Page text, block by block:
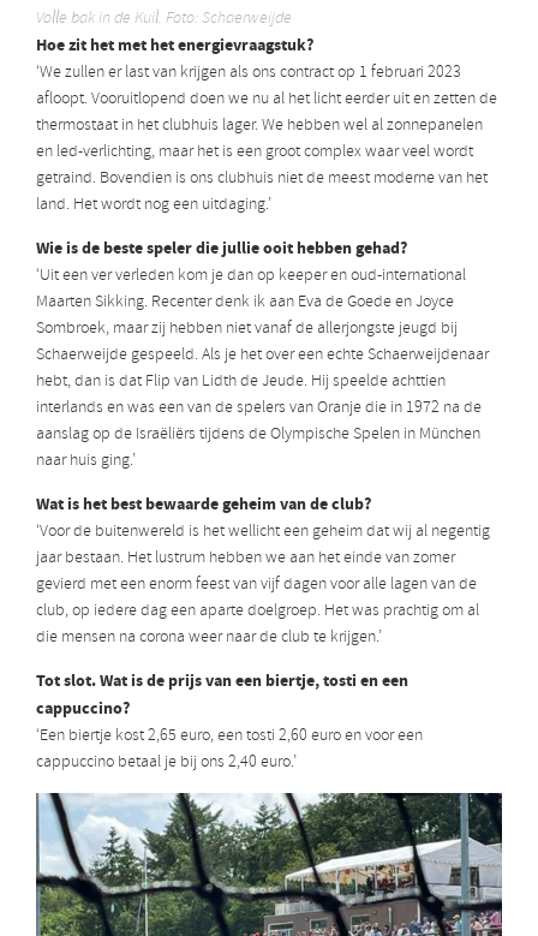
Volle bak in de Kuil. Foto: Schaerweijde
Hoe zit het met het energievraagstuk?
‘We zullen er last van krijgen als ons contract op 1 februari 2023
afloopt. Vooruitlopend doen we nu al het licht eerder uit en zetten de
thermostaat in het clubhuis lager. We hebben wel al zonnepanelen
en led-verlichting, maar het is een groot complex waar veel wordt
getraind. Bovendien is ons clubhuis niet de meest moderne van het
land. Het wordt nog een uitdaging.’
Wie is de beste speler die jullie ooit hebben gehad?
‘Uit een ver verleden kom je dan op keeper en oud-international
Maarten Sikking. Recenter denk ik aan Eva de Goede en Joyce
Sombroek, maar zij hebben niet vanaf de allerjongste jeugd bij
Schaerweijde gespeeld. Als je het over een echte Schaerweijdenaar
hebt, dan is dat Flip van Lidth de Jeude. Hij speelde achttien
interlands en was een van de spelers van Oranje die in 1972 na de
aanslag op de Israëliërs tijdens de Olympische Spelen in München
naar huis ging.’
Wat is het best bewaarde geheim van de club?
‘Voor de buitenwereld is het wellicht een geheim dat wij al negentig
jaar bestaan. Het lustrum hebben we aan het einde van zomer
gevierd met een enorm feest van vijf dagen voor alle lagen van de
club, op iedere dag een aparte doelgroep. Het was prachtig om al
die mensen na corona weer naar de club te krijgen.’
Tot slot. Wat is de prijs van een biertje, tosti en een
cappuccino?
‘Een biertje kost 2,65 euro, een tosti 2,60 euro en voor een
cappuccino betaal je bij ons 2,40 euro.’